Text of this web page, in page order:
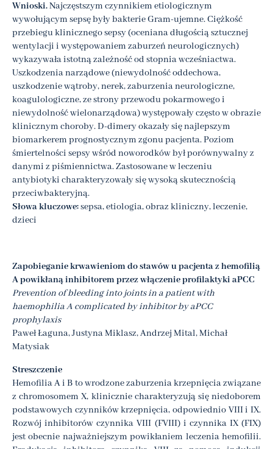
Wnioski.Najczęstszym czynnikiem etiologicznym
wywołującym sepsę były bakterie Gram-ujemne. Ciężkość
przebiegu klinicznego sepsy (oceniana długością sztucznej
wentylacji i występowaniem zaburzeń neurologicznych)
wykazywała istotną zależność od stopnia wcześniactwa.
Uszkodzenia narządowe (niewydolność oddechowa,
uszkodzenie wątroby, nerek, zaburzenia neurologiczne,
koagulologiczne, ze strony przewodu pokarmowego i
niewydolność wielonarządowa) występowały często w obrazie
klinicznym choroby. D-dimery okazały się najlepszym
biomarkerem prognostycznym zgonu pacjenta. Poziom
śmiertelności sepsy wśród noworodków był porównywalny z
danymi z piśmiennictwa. Zastosowane w leczeniu
antybiotyki charakteryzowały się wysoką skutecznością
przeciwbakteryjną.
Słowa kluczowe:sepsa, etiologia, obraz kliniczny, leczenie,
dzieci
Zapobieganie krwawieniom do stawów u pacjenta z hemofilią
A powikłaną inhibitorem przez włączenie profilaktyki aPCC
Prevention of bleeding into joints in a patient with
haemophilia A complicated by inhibitor by aPCC
prophylaxis
Paweł Łaguna, Justyna Miklasz, Andrzej Mital, Michał
Matysiak
Streszczenie
Hemofilia A i B to wrodzone zaburzenia krzepnięcia związane
z chromosomem X, klinicznie charakteryzują się niedoborem
podstawowych czynników krzepnięcia, odpowiednio VIII i IX.
Rozwój inhibitorów czynnika VIII (FVIII) i czynnika IX (FIX)
jest obecnie najważniejszym powikłaniem leczenia hemofilii.